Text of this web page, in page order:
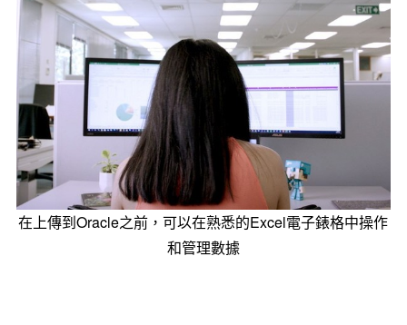
在上傳到Oracle之前，可以在熟悉的Excel電子錶格中操作
和管理數據